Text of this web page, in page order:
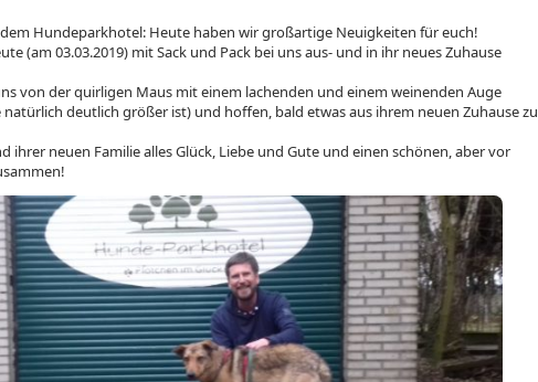
Hundeparkhotel: Heute haben wir großartige Neuigkeiten für euch!
(am 03.03.2019) mit Sack und Pack bei uns aus- und in ihr neues Zuhause
von der quirligen Maus mit einem lachenden und einem weinenden Auge
natürlich deutlich größer ist) und hoffen, bald etwas aus ihrem neuen Zuhause zu
ihrer neuen Familie alles Glück, Liebe und Gute und einen schönen, aber vor